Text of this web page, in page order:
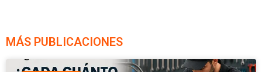
MÁS PUBLICACIONES